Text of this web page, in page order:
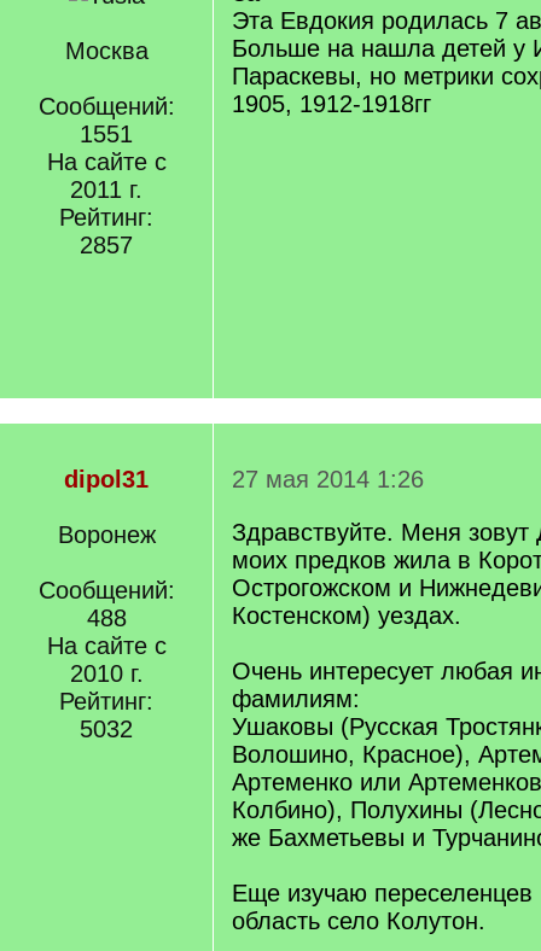
Москва
Сообщений:
1551
На сайте с
2011 г.
Рейтинг:
2857
Эта Евдокия родилась 7
Больше на нашла детей у
Параскевы, но метрики
1905, 1912-1918гг
dipol31
Воронеж
Сообщений:
488
На сайте с
2010 г.
Рейтинг:
5032
27 мая 2014 1:26
Здравствуйте. Меня зовут
моих предков жила в
Острогожском и
Костенском) уездах.
Очень интересует любая
фамилиям:
Ушаковы (Русская
Волошино, Красное),
Артеменко или
Колбино), Полухины
же Бахметьевы и
Еще изучаю
область село Колутон.